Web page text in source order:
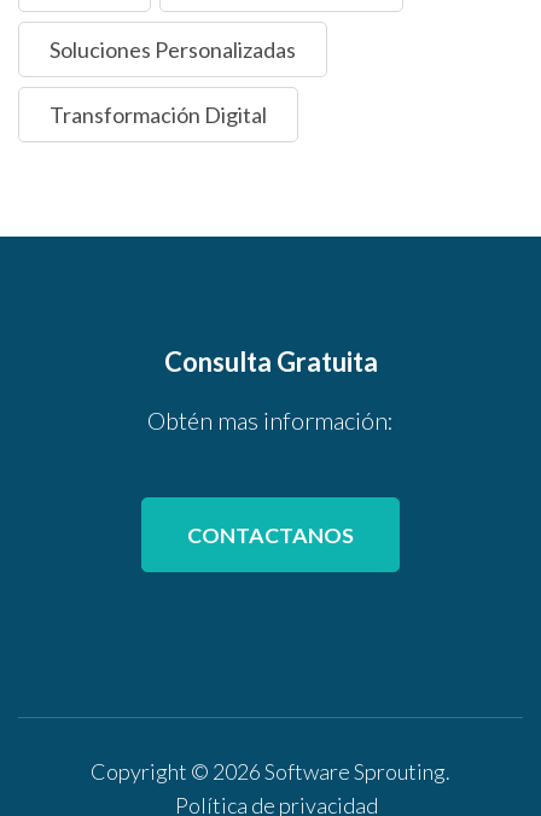
Soluciones Personalizadas
Transformación Digital
Consulta Gratuita
Obtén mas información:
CONTACTANOS
Copyright © 2026Software Sprouting.
Política de privacidad